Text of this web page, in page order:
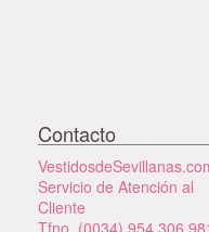
Contacto
Servicio de Atención al
Cliente
Tfno. (0034) 954 306